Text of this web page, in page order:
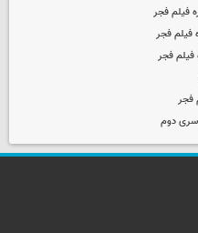
فیلم فجر
فیلم فجر
فیلم فجر
فجر
سری دوم